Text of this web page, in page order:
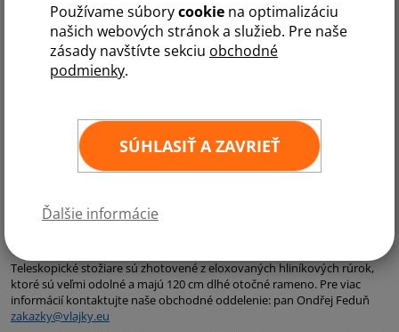
Používame súborycookie na optimalizáciu
našich webových stránok a služieb. Pre naše
zásady navštívte sekciu obchodné
podmienky.
SÚHLASIŤ A ZAVRIEŤ
Ďalšie informácie
Teleskopické mobilné stožiare
majú nastaviteľnú výšku od 2 do 6 m
ktoré sa zasúvajú do seba a preto je jeho inštalácia otázkou niekoľkých
Teleskopické stožiare sú zhotovené z eloxovaných hliníkových rúrok,
ktoré sú veľmi odolné a majú 120 cm dlhé otočné rameno. Pre viac
informácií kontaktujte naše obchodné oddelenie: pan Ondřej Feduň
zakazky@vlajky.eu